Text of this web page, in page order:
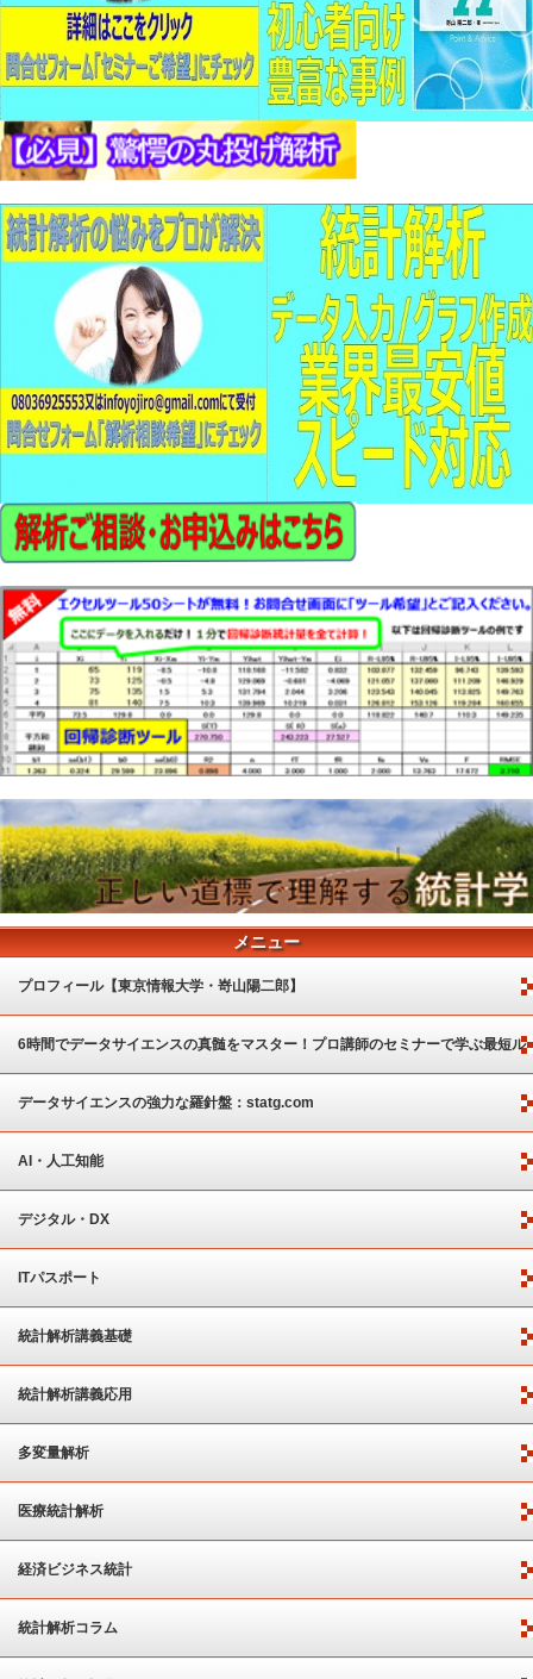
メニュー
プロフィール【東京情報大学・嵜山陽二郎】
6時間でデータサイエンスの真髄をマスター！プロ講師のセミナーで学ぶ最短ル
ート
データサイエンスの強力な羅針盤：statg.com
AI・人工知能
デジタル・DX
ITパスポート
統計解析講義基礎
統計解析講義応用
多変量解析
医療統計解析
経済ビジネス統計
統計解析コラム